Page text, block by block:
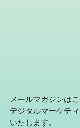
メールマガジンは
デジタルマーケテ
いたします。